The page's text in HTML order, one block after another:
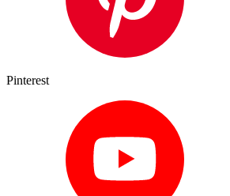
Pinterest